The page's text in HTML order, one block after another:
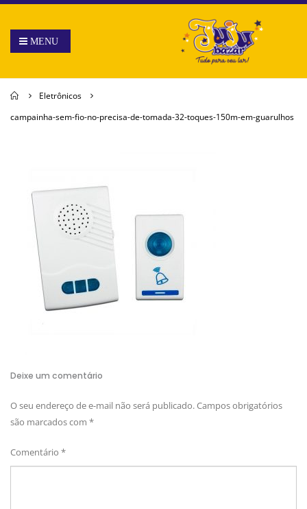
Home
Eletrônicos
campainha-sem-fio-no-precisa-de-tomada-32-toques-150m-em-guarulhos
Deixe um comentário
O seu endereço de e-mail não será publicado.Campos obrigatórios
são marcados com *
Comentário *